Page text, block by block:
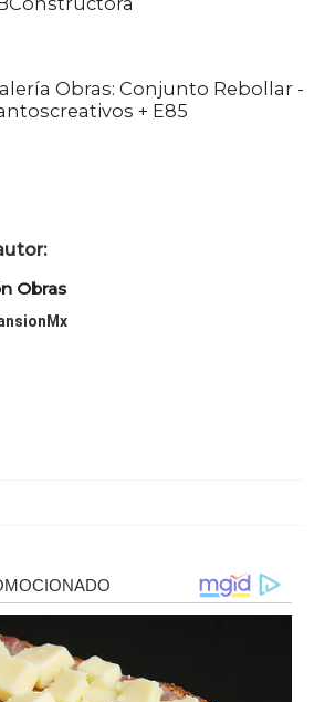
Obras: Conjunto Rebollar -
+ E85
Obras